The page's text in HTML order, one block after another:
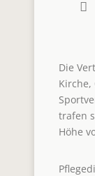
Die
Kirche,
trafen
Höhe